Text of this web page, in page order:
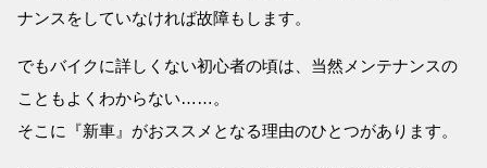
ナンスをしていなければ故障もします。
でもバイクに詳しくない初心者の頃は、当然メンテナンスの
こともよくわからない……。
そこに『新車』がおススメとなる理由のひとつがあります。